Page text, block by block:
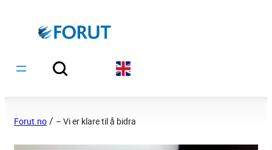
Forut.no / – Vi er klare til å bidra